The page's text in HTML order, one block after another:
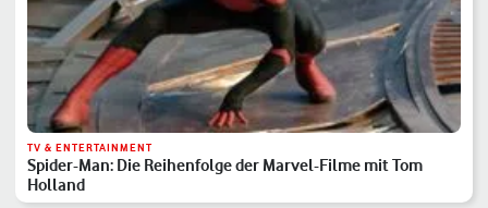
TV & ENTERTAINMENT
Spider-Man: Die Reihenfolge der Marvel-Filme mit Tom
Holland